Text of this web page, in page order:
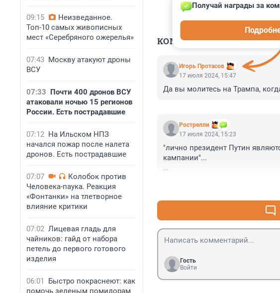
09:15
Неизведанное.
Топ-10 самых живописных
мест «Серебряного ожерелья»
07:43 Москву атакуют дроны
ВСУ
07:33 Почти 400 дронов ВСУ
атаковали ночью 15 регионов
России. Есть пострадавшие
07:12 На Ильском НПЗ
начался пожар после налета
дронов. Есть пострадавшие
07:07
Колобок против
Человека-паука. Реакция
«Фонтанки» на тлетворное
влияние критики
07:02 Лицевая гладь для
чайников: гайд от набора
петель до первого готового
изделия
06:01
Быстро покраснеют: как
помочь зеленым помидорам
КОММЕНТАРИИ 50
Игорь Протасов
Получай награды за
17 июля 2024, 15:47
Да вы молитесь на Трампа,
Рострелли
17 июля 2024, 15:23
"лично президент Путин
кампании"...
Гость
Войти